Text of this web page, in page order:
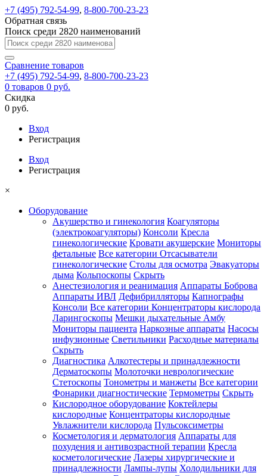
+7 (495) 792-54-99, 8-800-700-23-23
Обратная связь
Поиск среди 2820 наименований
Сравнение товаров
+7 (495) 792-54-99, 8-800-700-23-23
0 товаров 0 руб.
Скидка
0 руб.
Вход
Регистрация
Вход
Регистрация
×
Оборудование
Акушерство и гинекология Коагуляторы
(электрокоагуляторы) Консоли Кресла
гинекологические Кровати акушерские Мониторы
фетальные Все категории Отсасыватели
гинекологические Столы для осмотра Эвакуаторы
дыма Кольпоскопы Скрыть
Анестезиология и реанимация Аппараты Боброва
Аппараты ИВЛ Дефибрилляторы Капнографы
Консоли Все категории Концентраторы кислорода
Ларингоскопы Мешки дыхательные Амбу
Мониторы пациента Наркозные аппараты Насосы
инфузионные Светильники Расходные материалы
Скрыть
Диагностика Алкотестеры и принадлежности
Дерматоскопы Молоточки неврологические
Стетоскопы Тонометры и манжеты Все категории
Фонарики диагностические Термометры Скрыть
Кислородное оборудование Коктейлеры
кислородные Концентраторы кислородные
Увлажнители кислорода Пульсоксиметры
Косметология и дерматология Аппараты для
похудения и антивозрастной терапии Кресла
косметологические Лазеры хирургические и
принадлежности Лампы-лупы Холодильники для